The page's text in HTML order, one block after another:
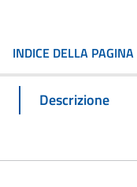
INDICE DELLA PAGINA
Descrizione